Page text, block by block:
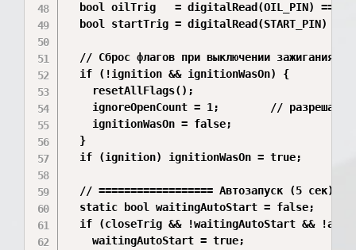
bool oilTrig   = digitalRead(OIL_PIN) ==
bool startTrig = digitalRead(START_PIN) ==
  // Сброс флагов при выключении зажигания
  if (!ignition && ignitionWasOn) {
    resetAllFlags();
ignoreOpenCount = 1;        // разрешаем
    ignitionWasOn = false;
  }
  if (ignition) ignitionWasOn = true;
// ================== Автозапуск (5 сек)
  static bool waitingAutoStart = false;
if (closeTrig && !waitingAutoStart &&
    waitingAutoStart = true;